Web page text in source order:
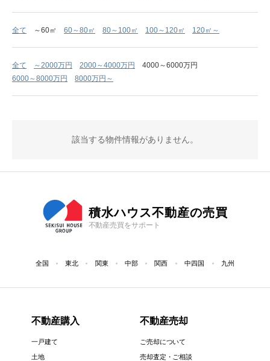
全て ～60㎡ 60～80㎡ 80～100㎡ 100～120㎡ 120㎡～
全て ～2000万円 2000～4000万円
4000～6000万円
6000～8000万円
8000万円～
該当する物件情報がありません。
積水ハウス不動産の売買
不動産売買をサポート
全国 東北 関東 中部 関西 中四国 九州
不動産購入
一戸建て
土地
不動産売却
ご売却について
売却査定・ご相談